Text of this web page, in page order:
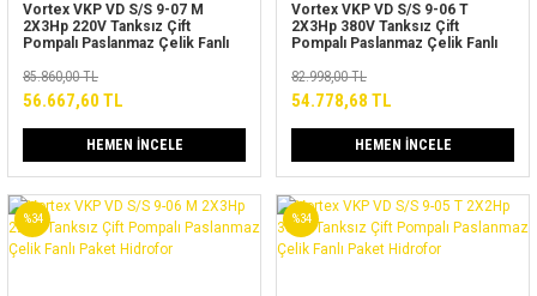
Vortex VKP VD S/S 9-07 M
2X3Hp 220V Tanksız Çift
Pompalı Paslanmaz Çelik Fanlı
85.860,00 TL
56.667,60 TL
HEMEN İNCELE
Vortex VKP VD S/S 9-06 T
2X3Hp 380V Tanksız Çift
Pompalı Paslanmaz Çelik Fanlı
82.998,00 TL
54.778,68 TL
HEMEN İNCELE
%34 %34